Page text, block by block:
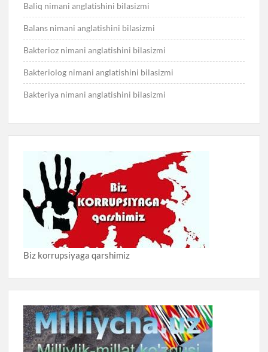
Baliq nimani anglatishini bilasizmi
Balans nimani anglatishini bilasizmi
Bakterioz nimani anglatishini bilasizmi
Bakteriolog nimani anglatishini bilasizmi
Bakteriya nimani anglatishini bilasizmi
Biz korrupsiyaga qarshimiz